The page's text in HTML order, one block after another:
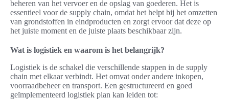
beheren van het vervoer en de opslag van goederen. Het is
essentieel voor de supply chain, omdat het helpt bij het omzetten
van grondstoffen in eindproducten en zorgt ervoor dat deze op
het juiste moment en de juiste plaats beschikbaar zijn.
Wat is logistiek en waarom is het belangrijk?
Logistiek is de schakel die verschillende stappen in de supply
chain met elkaar verbindt. Het omvat onder andere inkopen,
voorraadbeheer en transport. Een gestructureerd en goed
geïmplementeerd logistiek plan kan leiden tot: